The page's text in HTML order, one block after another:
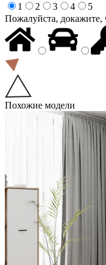
1
2 3 4
5
Пожалуйста, докажите,
Похожие модели